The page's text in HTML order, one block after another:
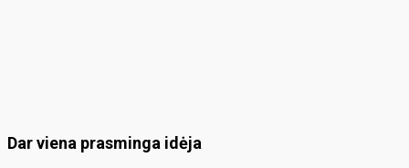
Dar viena prasminga idėja